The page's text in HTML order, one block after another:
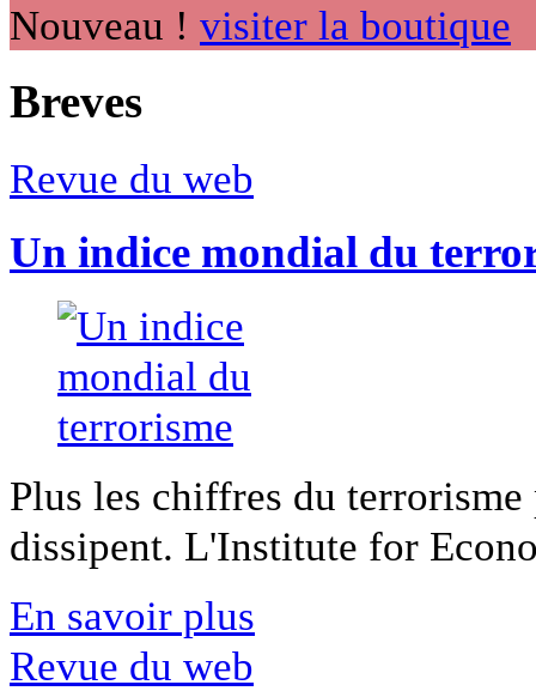
Nouveau ! visiter la boutique
Breves
Revue du web
Un indice mondial du
Plus les chiffres du
dissipent. L'Institute for
En savoir plus
Revue du web